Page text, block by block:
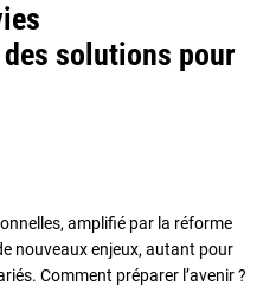
solutions pour
amplifié par la réforme
nouveaux enjeux, autant pour
Comment préparer l’avenir ?